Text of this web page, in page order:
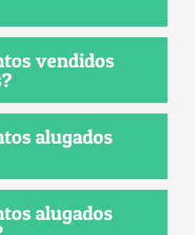
vendidos
alugados
alugados